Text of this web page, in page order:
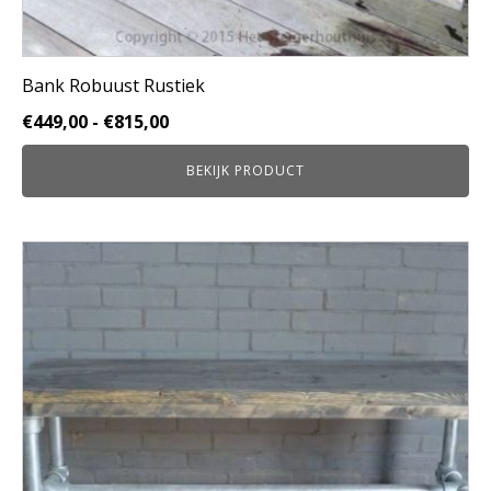
Bank Robuust Rustiek
€449,00 - €815,00Prijsklasse:
€449,00
tot
€815,00
BEKIJK PRODUCT
Dit
Deze
optie
kan
gekozen
worden